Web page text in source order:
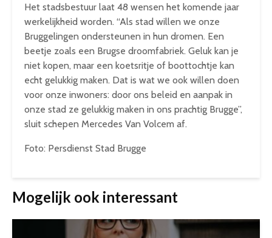
Het stadsbestuur laat 48 wensen het komende jaar
werkelijkheid worden. “Als stad willen we onze
Bruggelingen ondersteunen in hun dromen. Een
beetje zoals een Brugse droomfabriek. Geluk kan je
niet kopen, maar een koetsritje of boottochtje kan
echt gelukkig maken. Dat is wat we ook willen doen
voor onze inwoners: door ons beleid en aanpak in
onze stad ze gelukkig maken in ons prachtig Brugge”,
sluit schepen Mercedes Van Volcem af.
Foto: Persdienst Stad Brugge
Mogelijk ook interessant